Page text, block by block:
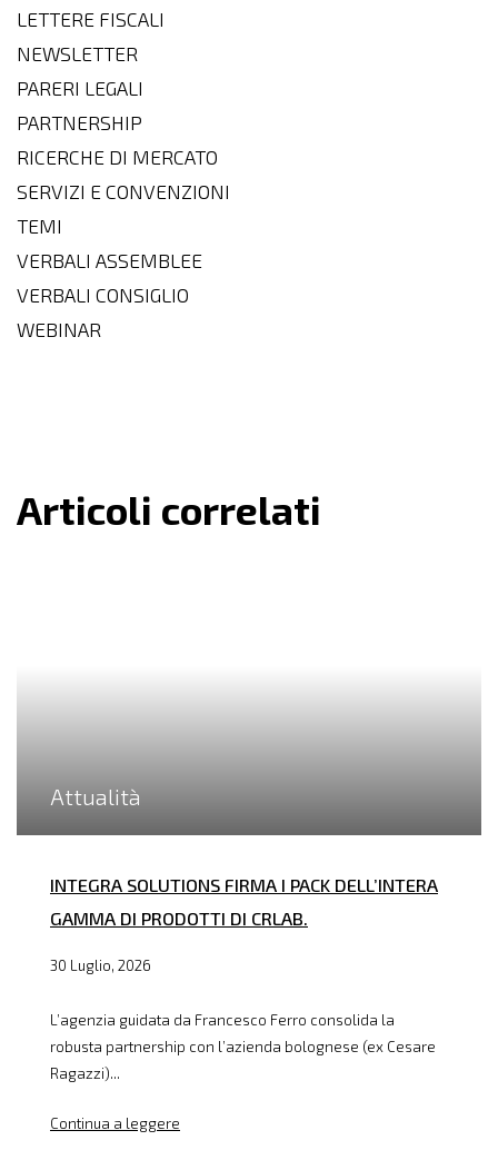
LETTERE FISCALI
NEWSLETTER
PARERI LEGALI
PARTNERSHIP
RICERCHE DI MERCATO
SERVIZI E CONVENZIONI
TEMI
VERBALI ASSEMBLEE
VERBALI CONSIGLIO
WEBINAR
Articoli correlati
Attualità
INTEGRA SOLUTIONS FIRMA I PACK DELL’INTERA
GAMMA DI PRODOTTI DI CRLAB.
30 Luglio, 2026
L’agenzia guidata da Francesco Ferro consolida la
robusta partnership con l’azienda bolognese (ex Cesare
Ragazzi)...
Continua a leggere